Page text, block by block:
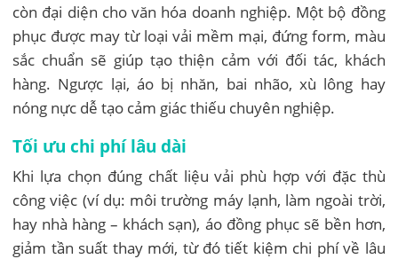
còn đại diện cho văn hóa doanh nghiệp. Một bộ đồng
phục được may từ loại vải mềm mại, đứng form, màu
sắc chuẩn sẽ giúp tạo thiện cảm với đối tác, khách
hàng. Ngược lại, áo bị nhăn, bai nhão, xù lông hay
nóng nực dễ tạo cảm giác thiếu chuyên nghiệp.
Tối ưu chi phí lâu dài
Khi lựa chọn đúng chất liệu vải phù hợp với đặc thù
công việc (ví dụ: môi trường máy lạnh, làm ngoài trời,
hay nhà hàng – khách sạn), áo đồng phục sẽ bền hơn,
giảm tần suất thay mới, từ đó tiết kiệm chi phí về lâu